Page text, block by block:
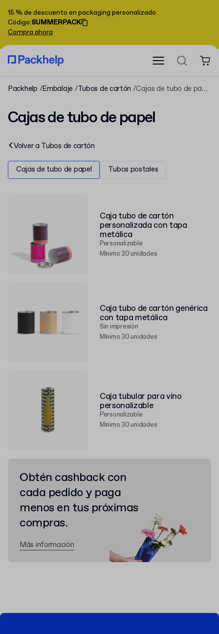
15 % de descuento en packaging personalizado
Código:SUMMERPACK
Compra ahora
Packhelp Embalaje Tubos de cartón Cajas de tubo de papel
Cajas de tubo de papel
Volver a Tubos de cartón
Cajas de tubo de papel Tubos postales
Caja tubo de cartón
personalizada con tapa
metálica
Personalizable
Mínimo 30 unidades
Caja tubo de cartón genérica
con tapa metálica
Sin impresión
Mínimo 30 unidades
Caja tubular para vino
personalizable
Personalizable
Mínimo 30 unidades
Obtén cashback con
cada pedido y paga
menos en tus próximas
compras.
Más información